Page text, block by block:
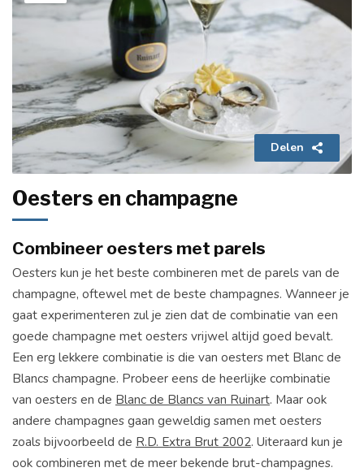
Delen
Oesters en champagne
Combineer oesters met parels
Oesters kun je het beste combineren met de parels van de
champagne, oftewel met de beste champagnes. Wanneer je
gaat experimenteren zul je zien dat de combinatie van een
goede champagne met oesters vrijwel altijd goed bevalt.
Een erg lekkere combinatie is die van oesters met Blanc de
Blancs champagne. Probeer eens de heerlijke combinatie
van oesters en de Blanc de Blancs van Ruinart. Maar ook
andere champagnes gaan geweldig samen met oesters
zoals bijvoorbeeld de R.D. Extra Brut 2002. Uiteraard kun je
ook combineren met de meer bekende brut-champagnes.